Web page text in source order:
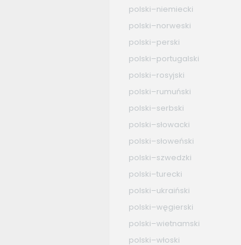
polski–niemiecki
polski–norweski
polski–perski
polski–portugalski
polski–rosyjski
polski–rumuński
polski–serbski
polski–słowacki
polski–słoweński
polski–szwedzki
polski–turecki
polski–ukraiński
polski–węgierski
polski–wietnamski
polski–włoski